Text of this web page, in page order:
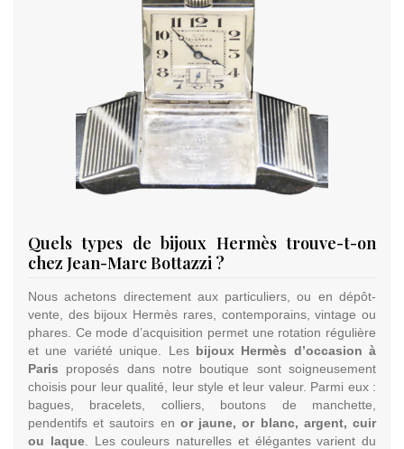
Quels types de bijoux Hermès trouve-t-on
chez Jean-Marc Bottazzi ?
Nous achetons directement aux particuliers, ou en dépôt-
vente, des bijoux Hermès rares, contemporains, vintage ou
phares. Ce mode d’acquisition permet une rotation régulière
et une variété unique. Les bijoux Hermès d’occasion à
Paris proposés dans notre boutique sont soigneusement
choisis pour leur qualité, leur style et leur valeur. Parmi eux :
bagues, bracelets, colliers, boutons de manchette,
pendentifs et sautoirs en or jaune, or blanc, argent, cuir
ou laque. Les couleurs naturelles et élégantes varient du